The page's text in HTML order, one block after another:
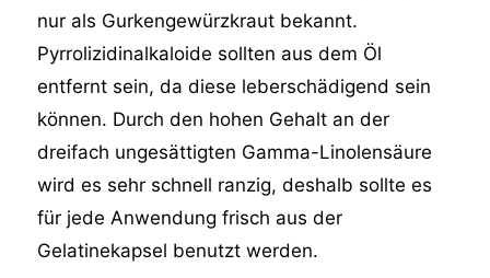
nur als Gurkengewürzkraut bekannt.
Pyrrolizidinalkaloide sollten aus dem Öl
entfernt sein, da diese leberschädigend sein
können. Durch den hohen Gehalt an der
dreifach ungesättigten Gamma-Linolensäure
wird es sehr schnell ranzig, deshalb sollte es
für jede Anwendung frisch aus der
Gelatinekapsel benutzt werden.